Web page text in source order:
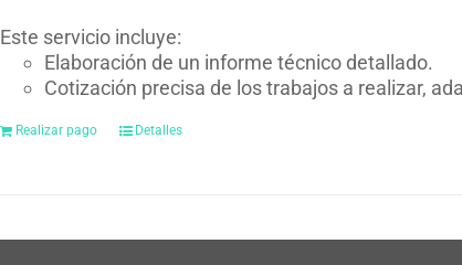
Este servicio incluye:
Elaboración de un informe técnico detallado.
Cotización precisa de los trabajos a realizar,
Realizar pago Detalles